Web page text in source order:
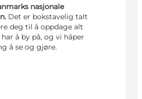
nasjonale
Det er bokstavelig talt
deg til å oppdage alt
å by på, og vi håper
å se og gjøre.